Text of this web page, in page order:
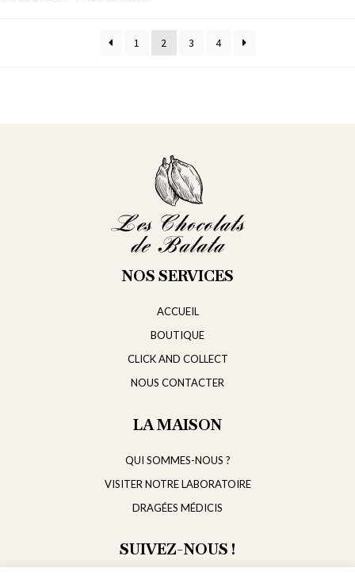
1 2 3 4
NOS SERVICES
ACCUEIL
BOUTIQUE
CLICK AND COLLECT
NOUS CONTACTER
LA MAISON
QUI SOMMES-NOUS ?
VISITER NOTRE LABORATOIRE
DRAGÉES MÉDICIS
SUIVEZ-NOUS !